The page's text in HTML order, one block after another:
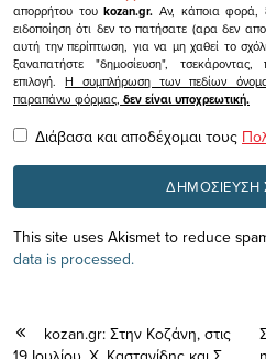
απορρήτου τουkozan.gr. Αν, κάποια φορά,
ειδοποίηση ότι δεν το πατήσατε (αρα δεν
αυτή την περίπτωση, για να μη χαθεί το
ξαναπατήστε "δημοσίευση",
επιλογή.Η συμπλήρωση των πεδίων
παραπάνω φόρμας, δεν είναι υποχρεωτική.
Διάβασα και αποδέχομαι τους
This site uses Akismet to reduce
data is processed.
kozan.gr: Στην Κοζάνη, στις